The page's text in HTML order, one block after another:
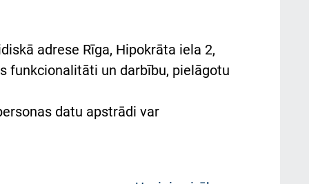
adrese Rīga, Hipokrāta iela 2,
funkcionalitāti un darbību, pielāgotu
datu apstrādi var